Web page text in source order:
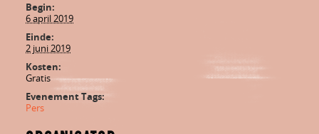
Begin:
6 april 2019
Einde:
2 juni 2019
Kosten:
Gratis
Evenement Tags:
Pers